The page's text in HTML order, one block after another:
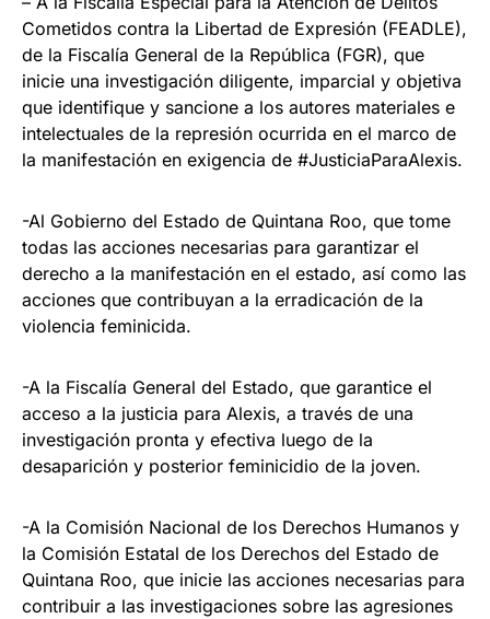
Cometidos contra la Libertad de Expresión (FEADLE),
de la Fiscalía General de la República (FGR), que
inicie una investigación diligente, imparcial y objetiva
que identifique y sancione a los autores materiales e
intelectuales de la represión ocurrida en el marco de
la manifestación en exigencia de #JusticiaParaAlexis.
-Al Gobierno del Estado de Quintana Roo, que tome
todas las acciones necesarias para garantizar el
derecho a la manifestación en el estado, así como las
acciones que contribuyan a la erradicación de la
violencia feminicida.
-A la Fiscalía General del Estado, que garantice el
acceso a la justicia para Alexis, a través de una
investigación pronta y efectiva luego de la
desaparición y posterior feminicidio de la joven.
-A la Comisión Nacional de los Derechos Humanos y
la Comisión Estatal de los Derechos del Estado de
Quintana Roo, que inicie las acciones necesarias para
contribuir a las investigaciones sobre las agresiones